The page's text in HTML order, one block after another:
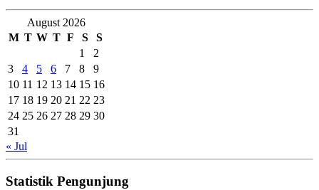
August 2026
M T W T F S
S
1
2
3
4 5 6 7 8
9
10 11 12 13 14 15 16
17 18 19 20 21 22 23
24 25 26 27 28 29 30
31
« Jul
Statistik Pengunjung